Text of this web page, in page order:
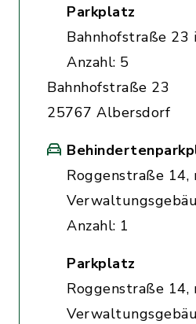
Parkplatz
Bahnhofstraße
Anzahl: 5
Bahnhofstraße 23
25767 Albersdorf
Roggenstraße 14,
Anzahl: 1
Parkplatz
Roggenstraße 14,